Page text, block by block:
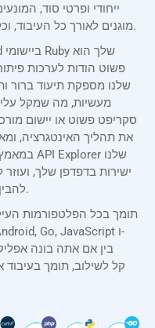
ייחודי ופרטי סוד,
מוגנים לאורך כל העיבוד, וכל ההמרות מבוצעות בעקביות ובסודיות.
פשוט הודות לערכות
מעשיות, מה שמקל
סקריפט פשוט או יישום
את תהליך האינטגרציה,
להבין את יכולותיו וכיצד ליישם אותן ביעילות.